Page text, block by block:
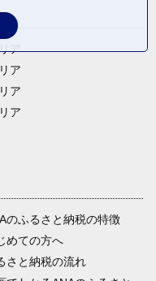
ア
ア
ア
ア
のふるさと納税の特徴
めての方へ
さと納税の流れ